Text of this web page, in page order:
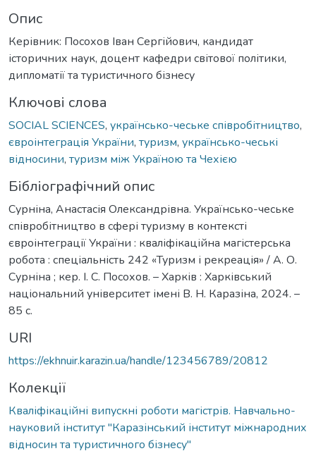
Опис
Керівник: Посохов Іван Сергійович, кандидат
історичних наук, доцент кафедри світової політики,
дипломатії та туристичного бізнесу
Ключові слова
SOCIAL SCIENCES, українсько-чеське співробітництво,
євроінтеграція України, туризм, українсько-чеські
відносини, туризм між Україною та Чехією
Бібліографічний опис
Сурніна, Анастасія Олександрівна. Українсько-чеське
співробітництво в сфері туризму в контексті
євроінтеграції України : кваліфікаційна магістерська
робота : спеціальність 242 «Туризм і рекреація» / А. О.
Сурніна ; кер. І. С. Посохов. – Харків : Харківський
національний університет імені В. Н. Каразіна, 2024. –
85 с.
URI
https://ekhnuir.karazin.ua/handle/123456789/20812
Колекції
Кваліфікаційні випускні роботи магістрів. Навчально-
науковий інститут "Каразінський інститут міжнародних
відносин та туристичного бізнесу"